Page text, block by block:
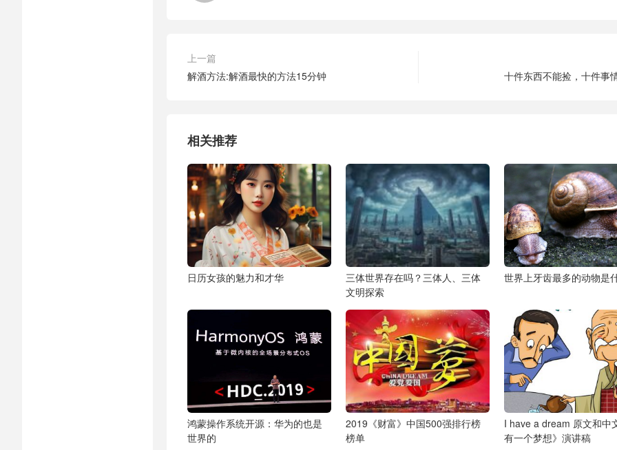
上一篇
解酒方法:解酒最快的方法15分钟
十件东西不能捡，十件事
相关推荐
日历女孩的魅力和才华
三体世界存在吗？三体人、三体
文明探索
世界上牙齿最多的动物是
鸿蒙操作系统开源：华为的也是
世界的
2019《财富》中国500强排行榜
榜单
I have a dream 原文和中
有一个梦想》演讲稿